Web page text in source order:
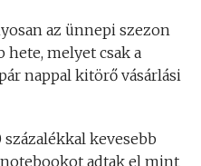
az ünnepi szezon
hete, melyet csak a
nappal kitörő vásárlási
százalékkal kevesebb
notebookot adtak el mint